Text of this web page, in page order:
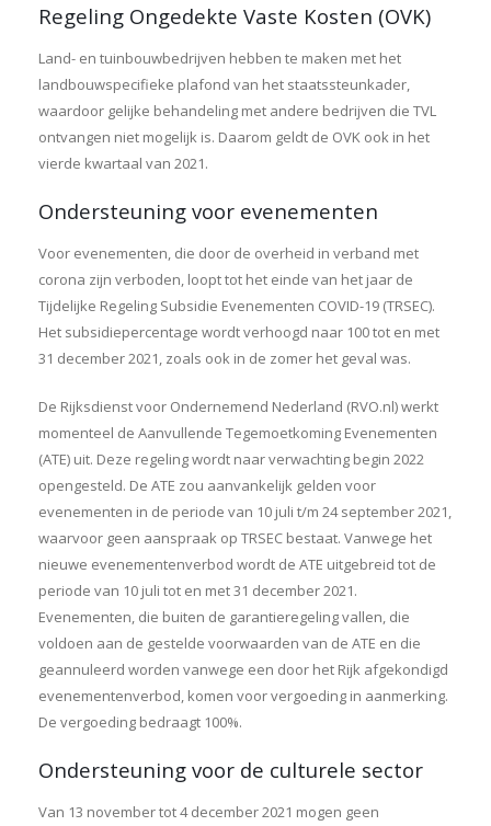
Regeling Ongedekte Vaste Kosten (OVK)
Land- en tuinbouwbedrijven hebben te maken met het
landbouwspecifieke plafond van het staatssteunkader,
waardoor gelijke behandeling met andere bedrijven die TVL
ontvangen niet mogelijk is. Daarom geldt de OVK ook in het
vierde kwartaal van 2021.
Ondersteuning voor evenementen
Voor evenementen, die door de overheid in verband met
corona zijn verboden, loopt tot het einde van het jaar de
Tijdelijke Regeling Subsidie Evenementen COVID-19 (TRSEC).
Het subsidiepercentage wordt verhoogd naar 100 tot en met
31 december 2021, zoals ook in de zomer het geval was.
De Rijksdienst voor Ondernemend Nederland (RVO.nl) werkt
momenteel de Aanvullende Tegemoetkoming Evenementen
(ATE) uit. Deze regeling wordt naar verwachting begin 2022
opengesteld. De ATE zou aanvankelijk gelden voor
evenementen in de periode van 10 juli t/m 24 september 2021,
waarvoor geen aanspraak op TRSEC bestaat. Vanwege het
nieuwe evenementenverbod wordt de ATE uitgebreid tot de
periode van 10 juli tot en met 31 december 2021.
Evenementen, die buiten de garantieregeling vallen, die
voldoen aan de gestelde voorwaarden van de ATE en die
geannuleerd worden vanwege een door het Rijk afgekondigd
evenementenverbod, komen voor vergoeding in aanmerking.
De vergoeding bedraagt 100%.
Ondersteuning voor de culturele sector
Van 13 november tot 4 december 2021 mogen geen